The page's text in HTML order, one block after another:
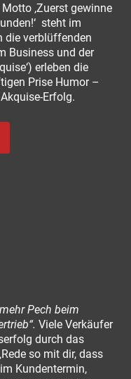
‚Zuerst gewinne
steht im
die verblüffenden
Business und der
erleben die
Prise Humor –
Erfolg.
Pech beim
Viele Verkäufer
durch das
so mit dir, dass
Kundentermin,